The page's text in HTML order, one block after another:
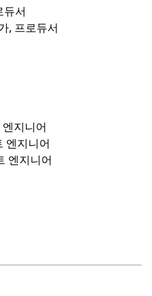
서
, 프로듀서
지니어
엔지니어
엔지니어